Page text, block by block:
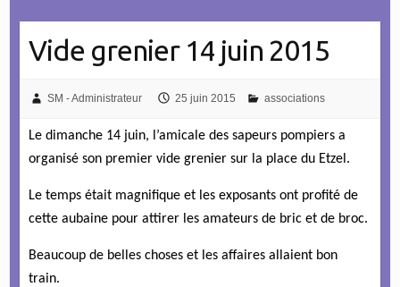
Vide grenier 14 juin 2015
SM - Administrateur 25 juin 2015 associations
Le dimanche 14 juin, l’amicale des sapeurs pompiers a
organisé son premier vide grenier sur la place du Etzel.
Le temps était magnifique et les exposants ont profité de
cette aubaine pour attirer les amateurs de bric et de broc.
Beaucoup de belles choses et les affaires allaient bon
train.